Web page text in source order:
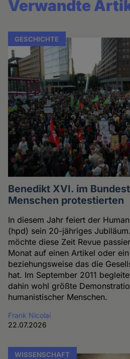
Verwandte
GESCHICHTE
Benedikt XVI. im
Menschen protestierten
In diesem Jahr feiert der
(hpd) sein 20-jähriges
möchte diese Zeit Revue
Monat auf einen Artikel oder
beziehungsweise das die
hat. Im September 2011
dahin wohl größte
humanistischer Menschen.
Frank Nicolai
22.07.2026
WISSENSCHAFT